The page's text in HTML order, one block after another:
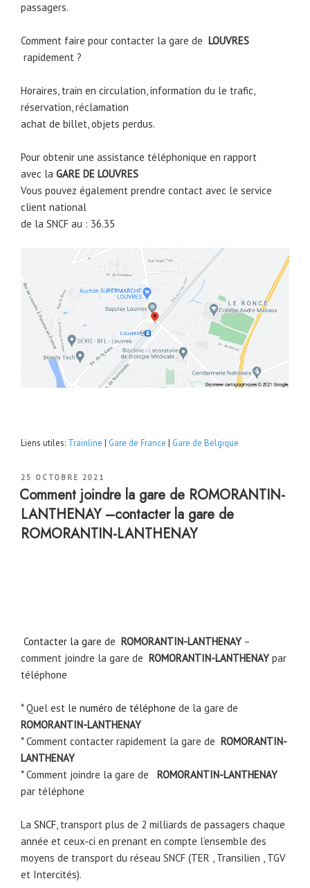
passagers.
Comment faire pour contacter la gare de LOUVRES
rapidement ?
Horaires, train en circulation, information du le trafic,
réservation, réclamation
achat de billet, objets perdus.
Pour obtenir une assistance téléphonique en rapport
avec la GARE DE LOUVRES
Vous pouvez également prendre contact avec le service
client national
de la SNCF au : 36.35
Liens utiles: Trainline | Gare de France | Gare de Belgique
PUBLIÉ
LE
25 OCTOBRE 2021
Comment joindre la gare de ROMORANTIN-
LANTHENAY –contacter la gare de
ROMORANTIN-LANTHENAY
Contacter la gare de ROMORANTIN-LANTHENAY –
comment joindre la gare de ROMORANTIN-LANTHENAY par
téléphone
* Quel est le numéro de téléphone de la gare de
ROMORANTIN-LANTHENAY
* Comment contacter rapidement la gare de ROMORANTIN-
LANTHENAY
* Comment joindre la gare de
ROMORANTIN-LANTHENAY
par téléphone
La SNCF, transport plus de 2 milliards de passagers chaque
année et ceux-ci en prenant en compte l’ensemble des
moyens de transport du réseau SNCF (TER , Transilien , TGV
et Intercités).